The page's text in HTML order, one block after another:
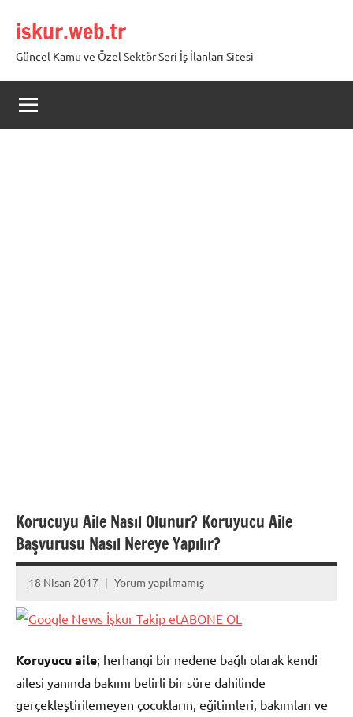
geçiskur.web.tr
Güncel Kamu ve Özel Sektör Seri İş İlanları Sitesi
Korucuyu Aile Nasıl Olunur? Koruyucu Aile
Başvurusu Nasıl Nereye Yapılır?
18 Nisan 2017
admin
Yorum yapılmamış
ABONE OL
Koruyucu aile; herhangi bir nedene bağlı olarak kendi
ailesi yanında bakımı belirli bir süre dahilinde
gerçekleştirilemeyen çocukların, eğitimleri, bakımları ve